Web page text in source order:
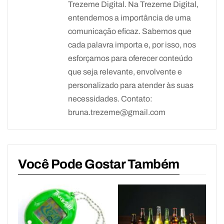
Trezeme Digital. Na Trezeme Digital,
entendemos a importância de uma
comunicação eficaz. Sabemos que
cada palavra importa e, por isso, nos
esforçamos para oferecer conteúdo
que seja relevante, envolvente e
personalizado para atender às suas
necessidades. Contato:
bruna.trezeme@gmail.com
Você Pode Gostar Também